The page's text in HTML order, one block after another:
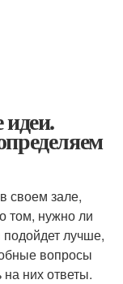
своем зале,
том, нужно ли
лучше,
вопросы
них ответы.